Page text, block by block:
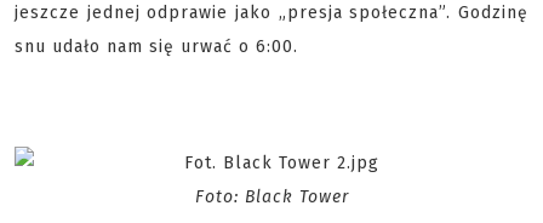
jeszcze jednej odprawie jako „presja społeczna”. Godzinę
snu udało nam się urwać o 6:00.
Foto: Black Tower